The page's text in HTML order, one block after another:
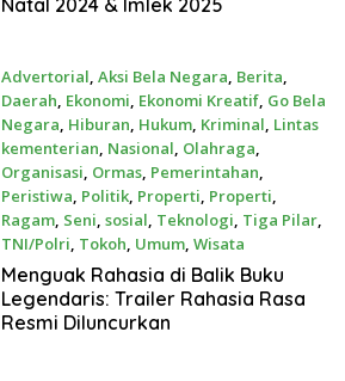
Advertorial, Aksi Bela Negara, Berita,
Daerah, Ekonomi, Ekonomi Kreatif, Go Bela
Negara, Hiburan, Hukum, Kriminal, Lintas
kementerian, Nasional, Olahraga,
Organisasi, Ormas, Pemerintahan,
Peristiwa, Politik, Properti, Properti,
Ragam, Seni, sosial, Teknologi, Tiga Pilar,
TNI/Polri, Tokoh, Umum, Wisata
Jan 23, 2025
Menguak Rahasia di Balik Buku
Legendaris: Trailer Rahasia Rasa
Resmi Diluncurkan